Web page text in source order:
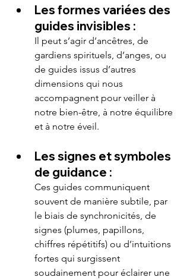
Les formes variées des
guides invisibles :
Il peut s’agir d’ancêtres, de
gardiens spirituels, d’anges, ou
de guides issus d’autres
dimensions qui nous
accompagnent pour veiller à
notre bien-être, à notre équilibre
et à notre éveil.
Les signes et symboles
de guidance :
Ces guides communiquent
souvent de manière subtile, par
le biais de synchronicités, de
signes (plumes, papillons,
chiffres répétitifs) ou d’intuitions
fortes qui surgissent
soudainement pour éclairer une